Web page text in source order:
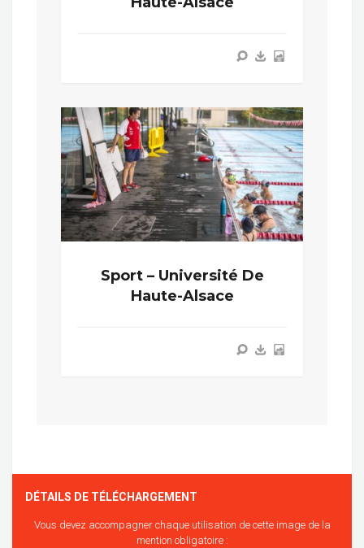
Sport – Université De
Haute-Alsace
DÉTAILS DE TÉLÉCHARGEMENT
Vous devez accompagner chaque utilisation de cette image de la
mention obligatoire :